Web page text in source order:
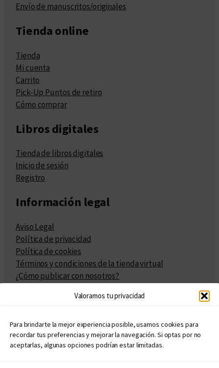
Valoramos tu privacidad
Para brindarte la mejor experiencia posible, usamos cookies para
recordar tus preferencias y mejorar la navegación. Si optas por no
aceptarlas, algunas opciones podrían estar limitadas.
Envío de manuscritos/originales
Tienda online
Tienda
Mi cuenta
Carrito
Pick-Up Puntos de retiro
Cómo comprar
Libros digitales
Tienda de libros digitales
Inicio de sesión
Registro
Información legal
Aviso Legal
Política de privacidad
Política de cookies
Términos y condiciones de la tienda virtual
¿Cómo publicar con nosotros?
Políticas de publicación
Políticas de coedición
Atribuciones